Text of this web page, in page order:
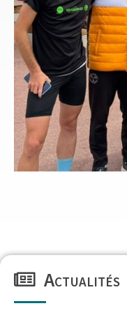
Actualités